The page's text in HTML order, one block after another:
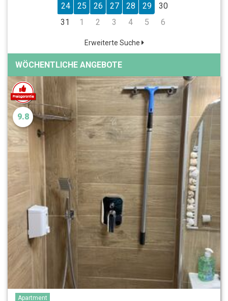
24
25 26 27 28 29
30
31
1 2 3 4 5 6
Erweiterte Suche
WÖCHENTLICHE ANGEBOTE
9.8
Apartment